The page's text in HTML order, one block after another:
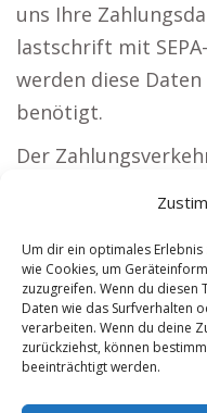
Um dir ein optimales
wie Cookies, um
zuzugreifen. Wenn du diesen
Daten wie das Surfverhalten
verarbeiten. Wenn du deine
zurückziehst, können
beeinträchtigt werden.
uns Ihre
lastschrift mit
werden diese
benötigt.
Der
verschlüsselte SSL-
verschlüsselte
dass die
auf “https://”
verwendeten
Ihrer